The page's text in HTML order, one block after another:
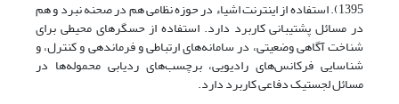
1395). استفاده از اینترنت اشیاء در حوزه نظامی هم در صحنه نبرد و هم
در مسائل پشتیبانی کاربرد دارد. استفاده از حسگرهای محیطی برای
شناخت آگاهی وضعیتی، در سامانه‌های ارتباطی و فرماندهی و کنترل، و
شناسایی فرکانس‌های رادیویی، برچسب‌های ردیابی محموله‌ها در
مسائل لجستیک دفاعی کاربرد دارد.